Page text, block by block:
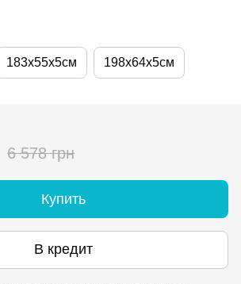
183x55x5см 198x64x5см
6 578 грн
Купить
В кредит